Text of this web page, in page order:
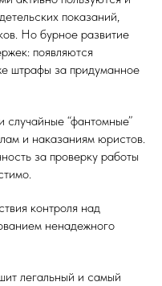
показаний,
Но бурное развитие
появляются
штрафы за придуманное
“фантомные”
и наказаниям юристов.
за проверку работы
контроля над
ненадежного
легальный и самый